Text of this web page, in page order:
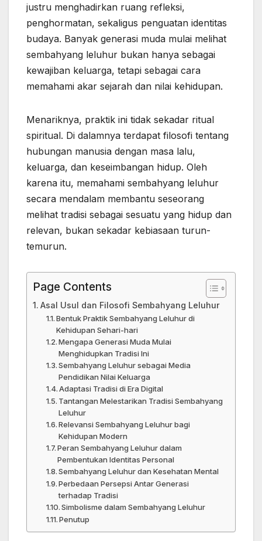
justru menghadirkan ruang refleksi,
penghormatan, sekaligus penguatan identitas
budaya. Banyak generasi muda mulai melihat
sembahyang leluhur bukan hanya sebagai
kewajiban keluarga, tetapi sebagai cara
memahami akar sejarah dan nilai kehidupan.
Menariknya, praktik ini tidak sekadar ritual
spiritual. Di dalamnya terdapat filosofi tentang
hubungan manusia dengan masa lalu,
keluarga, dan keseimbangan hidup. Oleh
karena itu, memahami sembahyang leluhur
secara mendalam membantu seseorang
melihat tradisi sebagai sesuatu yang hidup dan
relevan, bukan sekadar kebiasaan turun-
temurun.
Page Contents
Asal Usul dan Filosofi Sembahyang Leluhur
Bentuk Praktik Sembahyang Leluhur di
Kehidupan Sehari-hari
Mengapa Generasi Muda Mulai
Menghidupkan Tradisi Ini
Sembahyang Leluhur sebagai Media
Pendidikan Nilai Keluarga
Adaptasi Tradisi di Era Digital
Tantangan Melestarikan Tradisi Sembahyang
Leluhur
Relevansi Sembahyang Leluhur bagi
Kehidupan Modern
Peran Sembahyang Leluhur dalam
Pembentukan Identitas Personal
Sembahyang Leluhur dan Kesehatan Mental
Perbedaan Persepsi Antar Generasi
terhadap Tradisi
Simbolisme dalam Sembahyang Leluhur
Penutup